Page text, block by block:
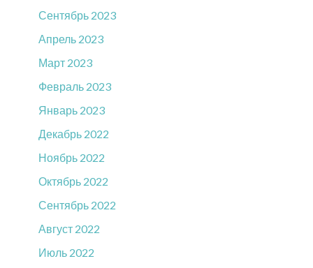
Сентябрь 2023
Апрель 2023
Март 2023
Февраль 2023
Январь 2023
Декабрь 2022
Ноябрь 2022
Октябрь 2022
Сентябрь 2022
Август 2022
Июль 2022